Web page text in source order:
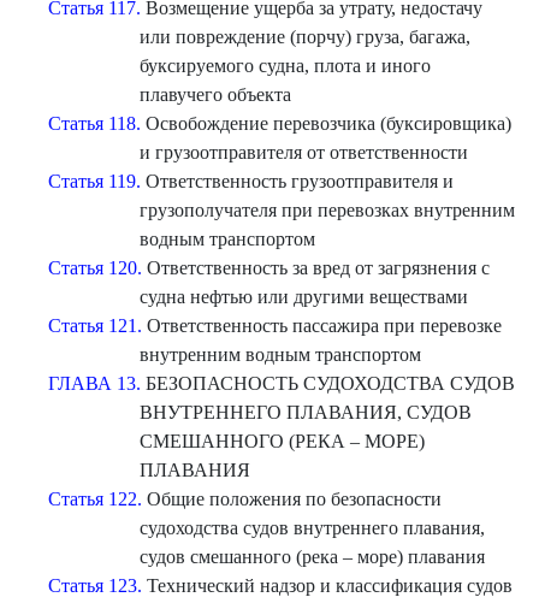
Статья 117. Возмещение ущерба за утрату, недостачу
или повреждение (порчу) груза, багажа,
буксируемого судна, плота и иного
плавучего объекта
Статья 118. Освобождение перевозчика (буксировщика)
и грузоотправителя от ответственности
Статья 119. Ответственность грузоотправителя и
грузополучателя при перевозках внутренним
водным транспортом
Статья 120. Ответственность за вред от загрязнения с
судна нефтью или другими веществами
Статья 121. Ответственность пассажира при перевозке
внутренним водным транспортом
ГЛАВА 13. БЕЗОПАСНОСТЬ СУДОХОДСТВА СУДОВ
ВНУТРЕННЕГО ПЛАВАНИЯ, СУДОВ
СМЕШАННОГО (РЕКА – МОРЕ)
ПЛАВАНИЯ
Статья 122. Общие положения по безопасности
судоходства судов внутреннего плавания,
судов смешанного (река – море) плавания
Статья 123. Технический надзор и классификация судов